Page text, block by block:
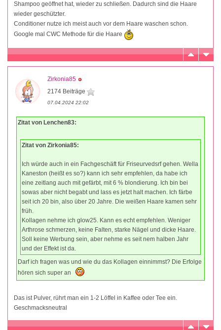
Shampoo geöffnet hat, wieder zu schließen. Dadurch sind die Haare
wieder geschützter.
Conditioner nutze ich meist auch vor dem Haare waschen schon.
Google mal CWC Methode für die Haare
Zirkonia85
2174 Beiträge
07.04.2024 22:02
Zitat von Lenchen83:
Zitat von Zirkonia85:
Ich würde auch in ein Fachgeschäft für Friseurvedsrf gehen. Wella
Kaneston (heißt es so?) kann ich sehr empfehlen, da habe ich
eine zeitlang auch mit gefärbt, mit 6 % blondierung. Ich bin bei
sowas aber nicht begabt und lass es jetzt halt machen. Ich färbe
seit ich 20 bin, also über 20 Jahre. Die weißen Haare kamen sehr
früh.
Kollagen nehme ich glow25. Kann es echt empfehlen. Weniger
Arthrose schmerzen, keine Falten, starke Nägel und dicke Haare.
Soll keine Werbung sein, aber nehme es seit nem halben Jahr
und der Effekt ist da.
Darf ich fragen was und wie du das Kollagen einnimmst? Die Erfolge
hören sich super an
Das ist Pulver, rührt man ein 1-2 Löffel in Kaffee oder Tee ein.
Geschmacksneutral